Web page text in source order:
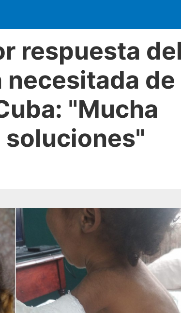
respuesta del
necesitada de
"Mucha
soluciones"